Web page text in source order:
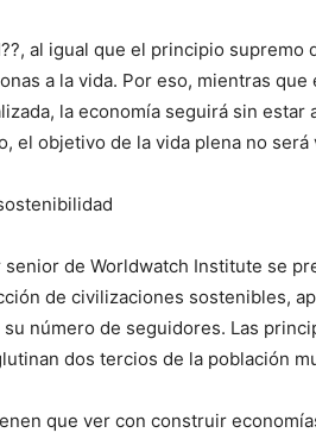
al igual que el principio supremo
a la vida. Por eso, mientras
la economía seguirá sin estar
el objetivo de la vida plena no será
de Worldwatch Institute se
de civilizaciones sostenibles,
número de seguidores. Las
dos tercios de la población
que ver con construir